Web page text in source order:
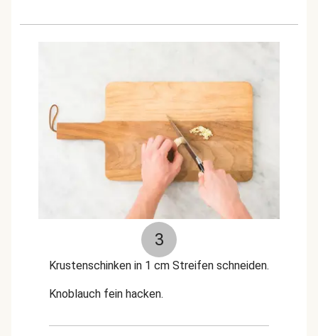
3
Krustenschinken in 1 cm Streifen schneiden.
Knoblauch fein hacken.